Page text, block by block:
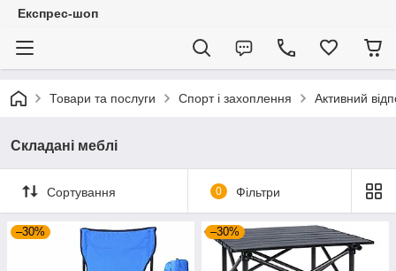
Експрес-шоп
Товари та послуги Спорт і захоплення Активний
Складані меблі
Сортування 0 Фільтри
–30% –30%